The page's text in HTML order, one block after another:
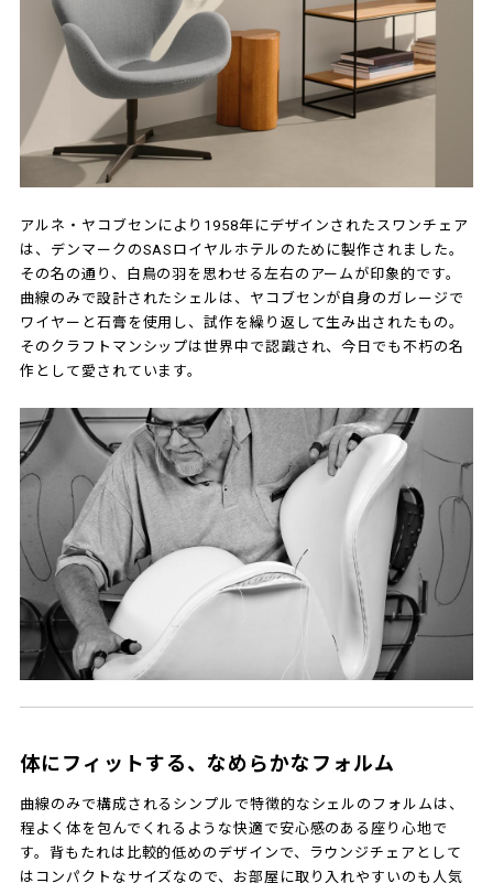
アルネ・ヤコブセンにより1958年にデザインされたスワンチェア
は、デンマークのSASロイヤルホテルのために製作されました。
その名の通り、白鳥の羽を思わせる左右のアームが印象的です。
曲線のみで設計されたシェルは、ヤコブセンが自身のガレージで
ワイヤーと石膏を使用し、試作を繰り返して生み出されたもの。
そのクラフトマンシップは世界中で認識され、今日でも不朽の名
作として愛されています。
体にフィットする、なめらかなフォルム
曲線のみで構成されるシンプルで特徴的なシェルのフォルムは、
程よく体を包んでくれるような快適で安心感のある座り心地で
す。背もたれは比較的低めのデザインで、ラウンジチェアとして
はコンパクトなサイズなので、お部屋に取り入れやすいのも人気